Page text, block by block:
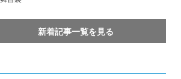
新着記事一覧を見る